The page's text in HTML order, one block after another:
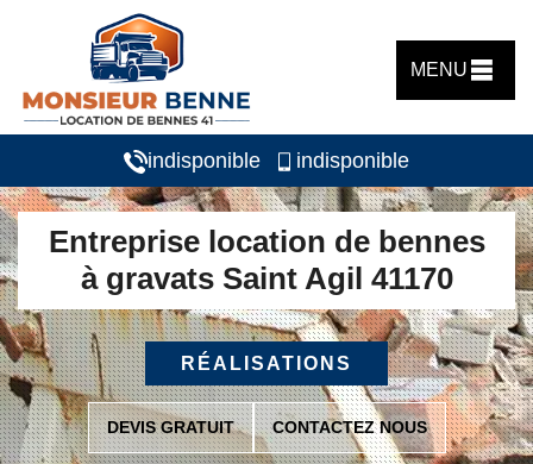
MENU
indisponible indisponible
Entreprise location de bennes
à gravats Saint Agil 41170
RÉALISATIONS
DEVIS GRATUIT CONTACTEZ NOUS